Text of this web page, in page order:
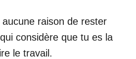
aucune raison de rester
considère que tu es la
le travail.